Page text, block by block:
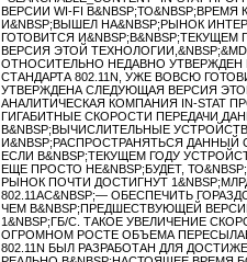
ВЕРСИИ WI-FI
И&NBSP;ВЫШЕЛ НА&NBSP;РЫНОК
ГОТОВИТСЯ
ВЕРСИЯ ЭТОЙ
ОТНОСИТЕЛЬНО НЕДАВНО УТВЕРЖДЕН
СТАНДАРТА 802.11N, УЖЕ ВОВСЮ
УТВЕРЖДЕНА СЛЕДУЮЩАЯ ВЕРСИЯ ЭТОЙ
АНАЛИТИЧЕСКАЯ КОМПАНИЯ IN-STAT
ГИГАБИТНЫЕ СКОРОСТИ ПЕРЕДАЧИ
В&NBSP;ВЫЧИСЛИТЕЛЬНЫЕ УСТРОЙСТВ,
И&NBSP;РАСПРОСТРАНЯТЬСЯ ДАННЫЙ
ЕСЛИ В&NBSP;ТЕКУЩЕМ ГОДУ
ЕЩЕ ПРОСТО НЕ&NBSP;БУДЕТ,
РЫНОК ПОЧТИ ДОСТИГНУТ
802.11AC&NBSP;— ОБЕСПЕЧИТЬ
ЧЕМ В&NBSP;ПРЕДШЕСТВУЮЩЕЙ
1&NBSP;ГБ/С. ТАКОЕ УВЕЛИЧЕНИЕ
ОГРОМНОМ РОСТЕ ОБЪЕМА
802.11N БЫЛ РАЗРАБОТАН ДЛЯ